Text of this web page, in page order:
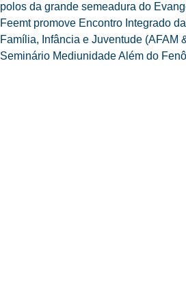
polos da grande semeadura do
Feemt promove Encontro Integrado
Família, Infância e Juventude (AFAM
Seminário Mediunidade Além do